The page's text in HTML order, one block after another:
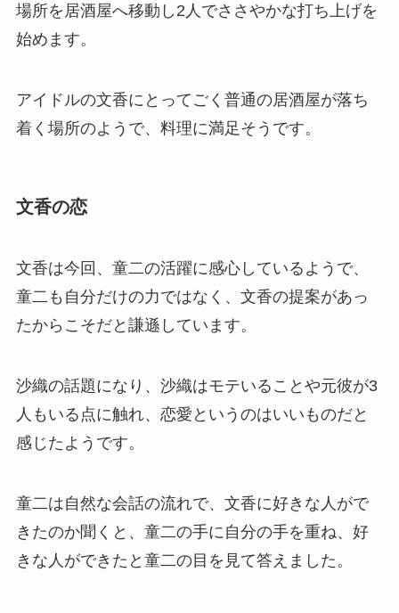
場所を居酒屋へ移動し2人でささやかな打ち上げを
始めます。
アイドルの文香にとってごく普通の居酒屋が落ち
着く場所のようで、料理に満足そうです。
文香の恋
文香は今回、童二の活躍に感心しているようで、
童二も自分だけの力ではなく、文香の提案があっ
たからこそだと謙遜しています。
沙織の話題になり、沙織はモテいることや元彼が3
人もいる点に触れ、恋愛というのはいいものだと
感じたようです。
童二は自然な会話の流れで、文香に好きな人がで
きたのか聞くと、童二の手に自分の手を重ね、好
きな人ができたと童二の目を見て答えました。